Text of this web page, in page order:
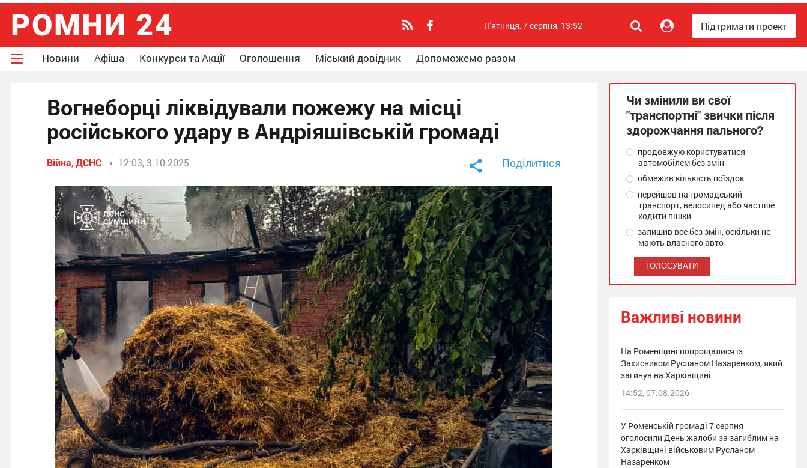
Підтримати проект
П'ятниця, 7 серпня, 13:52
Новини Афіша Конкурси та Акції Оголошення Міський довідник Допоможемо разом
Вогнеборці ліквідували пожежу на місці
російського удару в Андріяшівській громаді
Війна,ДСНС 12:03, 3.10.2025 Поділитися
Чи змінили ви свої
"транспортні" звички після
здорожчання пального?
продовжую користуватися
автомобілем без змін
обмежив кількість поїздок
перейшов на громадський
транспорт, велосипед або частіше
ходити пішки
залишив все без змін, оскільки не
мають власного авто
Важливі новини
На Роменщині попрощалися із
Захисником Русланом Назаренком, який
загинув на Харківщині
14:52, 07.08.2026
У Роменській громаді 7 серпня
оголосили День жалоби за загиблим на
Харківщині військовим Русланом
Назаренком